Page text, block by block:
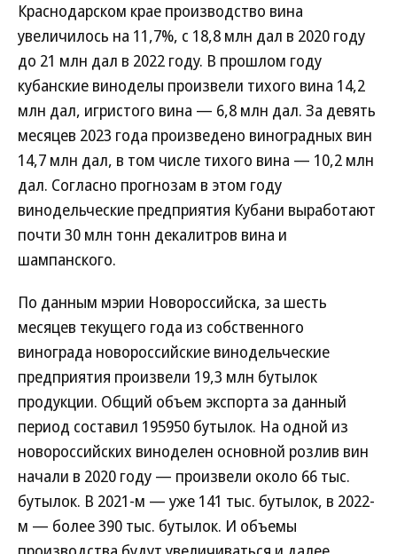
Краснодарском крае производство вина
увеличилось на 11,7%, с 18,8 млн дал в 2020 году
до 21 млн дал в 2022 году. В прошлом году
кубанские виноделы произвели тихого вина 14,2
млн дал, игристого вина — 6,8 млн дал. За девять
месяцев 2023 года произведено виноградных вин
14,7 млн дал, в том числе тихого вина — 10,2 млн
дал. Согласно прогнозам в этом году
винодельческие предприятия Кубани выработают
почти 30 млн тонн декалитров вина и
шампанского.
По данным мэрии Новороссийска, за шесть
месяцев текущего года из собственного
винограда новороссийские винодельческие
предприятия произвели 19,3 млн бутылок
продукции. Общий объем экспорта за данный
период составил 195950 бутылок. На одной из
новороссийских виноделен основной розлив вин
начали в 2020 году — произвели около 66 тыс.
бутылок. В 2021-м — уже 141 тыс. бутылок, в 2022-
м — более 390 тыс. бутылок. И объемы